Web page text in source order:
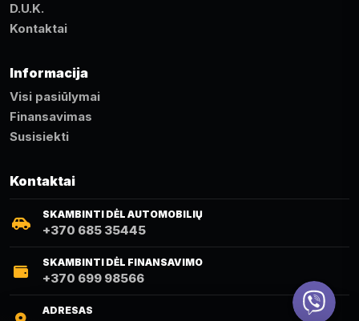
D.U.K.
Kontaktai
Informacija
Visi pasiūlymai
Finansavimas
Susisiekti
Kontaktai
SKAMBINTI DĖL AUTOMOBILIŲ
+370 685 35445
SKAMBINTI DĖL FINANSAVIMO
+370 699 98566
ADRESAS
Viber